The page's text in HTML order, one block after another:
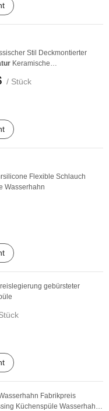
Stil Deckmontierter
Keramische
/ Stück
Flexible Schlauch
Wasserhahn
gebürsteter
Fabrikpreis
Küchenspüle Wasserhahn